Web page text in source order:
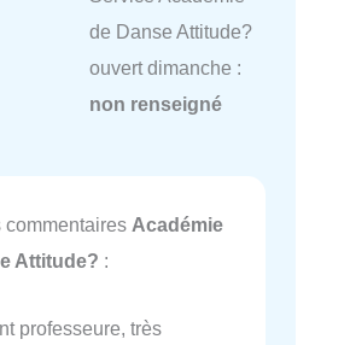
de Danse Attitude?
ouvert dimanche :
non renseigné
commentaires Académie
Attitude? :
professeure, très